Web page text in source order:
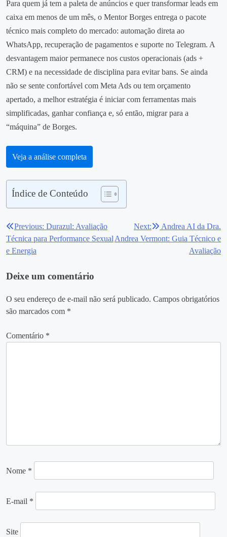
Para quem já tem a paleta de anúncios e quer transformar leads em
caixa em menos de um mês, o Mentor Borges entrega o pacote
técnico mais completo do mercado: automação direta ao
WhatsApp, recuperação de pagamentos e suporte no Telegram. A
desvantagem maior permanece nos custos operacionais (ads +
CRM) e na necessidade de disciplina para evitar bans. Se ainda
não se sente confortável com Meta Ads ou tem orçamento
apertado, a melhor estratégia é iniciar com ferramentas mais
simplificadas, ganhar confiança e, só então, migrar para a
“máquina” de Borges.
Veja a análise completa
Índice de Conteúdo
Navegação
de
Previous: Durazul: Avaliação
Técnica para Performance Sexual
e Energia
Next:
Andrea AI da Dra.
Andrea Vermont: Guia Técnico e
Avaliação
Deixe um comentário
O seu endereço de e-mail não será publicado. Campos obrigatórios
são marcados com *
Comentário *
Nome *
E-mail *
Site